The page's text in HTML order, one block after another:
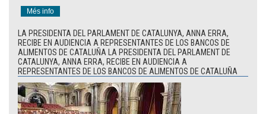
Més info
LA PRESIDENTA DEL PARLAMENT DE CATALUNYA, ANNA ERRA,
RECIBE EN AUDIENCIA A REPRESENTANTES DE LOS BANCOS DE
ALIMENTOS DE CATALUÑA LA PRESIDENTA DEL PARLAMENT DE
CATALUNYA, ANNA ERRA, RECIBE EN AUDIENCIA A
REPRESENTANTES DE LOS BANCOS DE ALIMENTOS DE CATALUÑA